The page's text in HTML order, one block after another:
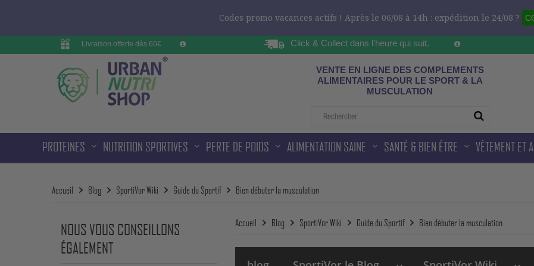
Codes promo vacances actifs ! Après le 06/08 à 14h : expédition le 24/08 ?
Livraison offerte dès 60€ Click & Collect dans l'heure qui suit.
Sur les horaires
VENTE EN LIGNE DES COMPLEMENTS
ALIMENTAIRES POUR LE SPORT & LA
MUSCULATION
PROTEINES NUTRITION SPORTIVES PERTE DE POIDS ALIMENTATION SAINE SANTÉ & BIEN ÊTRE VÊTEMENT ET
Accueil Blog SportiVor Wiki Guide du Sportif Bien débuter la musculation
NOUS VOUS CONSEILLONS
ÉGALEMENT
Accueil Blog SportiVor Wiki Guide du Sportif Bien débuter la musculation